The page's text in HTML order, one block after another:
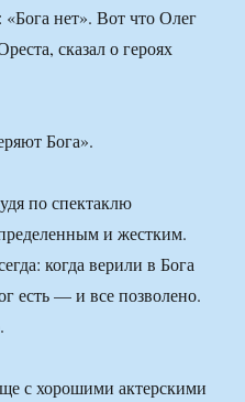
нет». Вот что Олег
сказал о героях
Бога».
по спектаклю
и жестким.
когда верили в Бога
есть — и все позволено.
с хорошими актерскими